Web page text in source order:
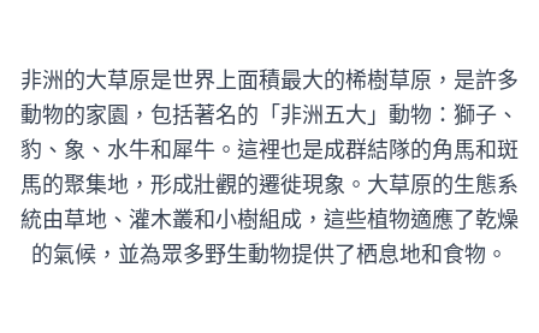
非洲的大草原是世界上面積最大的桸樹草原，是許多
動物的家園，包括著名的「非洲五大」動物：獅子、
豹、象、水牛和犀牛。這裡也是成群結隊的角馬和斑
馬的聚集地，形成壯觀的遷徙現象。大草原的生態系
統由草地、灌木叢和小樹組成，這些植物適應了乾燥
的氣候，並為眾多野生動物提供了栖息地和食物。